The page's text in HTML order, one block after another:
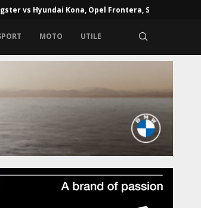
vs Hyundai Kona, Opel Frontera, Skoda...
MOTO UTILE